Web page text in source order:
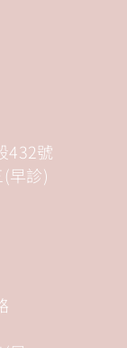
432號
早診)